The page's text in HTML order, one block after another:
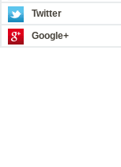
Twitter
Google+